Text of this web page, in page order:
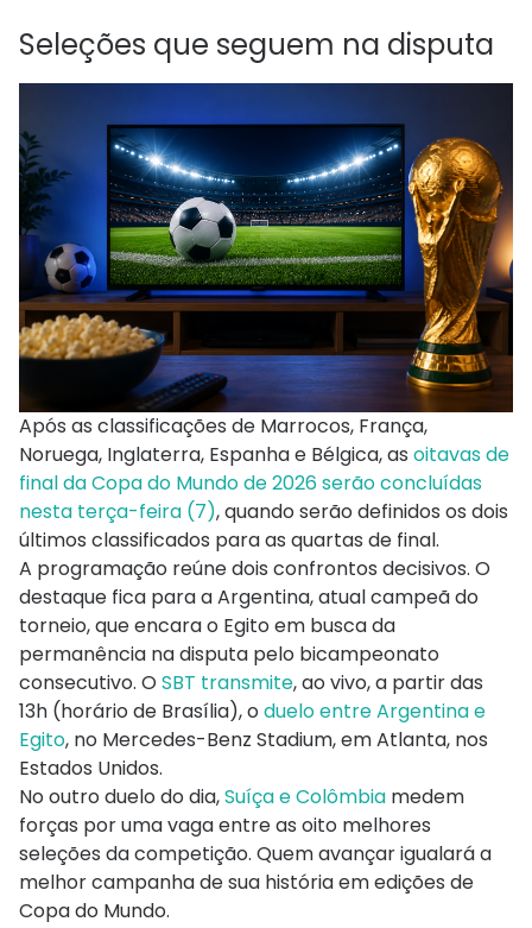
Seleções que seguem na disputa
Após as classificações de Marrocos, França,
Noruega, Inglaterra, Espanha e Bélgica, as oitavas de
final da Copa do Mundo de 2026 serão concluídas
nesta terça-feira (7), quando serão definidos os dois
últimos classificados para as quartas de final.
A programação reúne dois confrontos decisivos. O
destaque fica para a Argentina, atual campeã do
torneio, que encara o Egito em busca da
permanência na disputa pelo bicampeonato
consecutivo. O SBT transmite, ao vivo, a partir das
13h (horário de Brasília), o duelo entre Argentina e
Egito, no Mercedes-Benz Stadium, em Atlanta, nos
Estados Unidos.
No outro duelo do dia,Suíça e Colômbia medem
forças por uma vaga entre as oito melhores
seleções da competição. Quem avançar igualará a
melhor campanha de sua história em edições de
Copa do Mundo.